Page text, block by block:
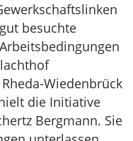
besuchte
Wiedenbrück
die Initiative
Bergmann. Sie